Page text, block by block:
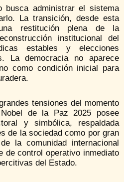
busca administrar el sistema
La transición, desde esta
restitución plena de la
institucional del
estables y elecciones
La democracia no aparece
como condición inicial para
tensiones del momento
de la Paz 2025 posee
y simbólica, respaldada
de la sociedad como por gran
la comunidad internacional
de control operativo inmediato
del Estado.